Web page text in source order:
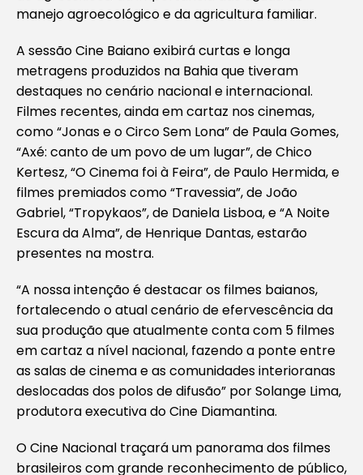
manejo agroecológico e da agricultura familiar.
A sessãoCine Baianoexibirá curtas e longa
metragens produzidos na Bahia que tiveram
destaques no cenário nacional e internacional.
Filmes recentes, ainda em cartaz nos cinemas,
como “Jonas e o Circo Sem Lona” de Paula Gomes,
“Axé: canto de um povo de um lugar”, de Chico
Kertesz, “O Cinema foi à Feira”, de Paulo Hermida, e
filmes premiados como “Travessia”, de João
Gabriel, “Tropykaos”, de Daniela Lisboa, e “A Noite
Escura da Alma”, de Henrique Dantas, estarão
presentes na mostra.
“A nossa intenção é destacar os filmes baianos,
fortalecendo o atual cenário de efervescência da
sua produção que atualmente conta com 5 filmes
em cartaz a nível nacional, fazendo a ponte entre
as salas de cinema e as comunidades interioranas
deslocadas dos polos de difusão” por Solange Lima,
produtora executiva do Cine Diamantina.
OCine Nacional traçará um panorama dos filmes
brasileiros com grande reconhecimento de público,